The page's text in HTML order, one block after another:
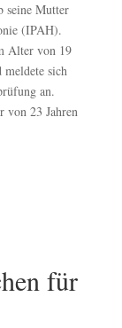
seine Mutter
(IPAH).
Alter von 19
meldete sich
an.
von 23 Jahren
für